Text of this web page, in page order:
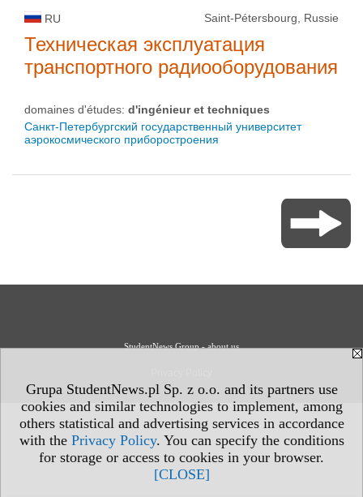
Grupa StudentNews.pl Sp. z o.o. and its partners use
cookies and similar technologies to implement, among
others statistical and advertising services in accordance
with the Privacy Policy. You can specify the conditions
for storage or access to cookies in your browser.
[CLOSE]
RU Saint-Pétersbourg, Russie
Техническая эксплуатация
транспортного радиооборудования
domaines d'études: d'ingénieur et techniques
Санкт-Петербургский государственный университет
аэрокосмического приборостроения
StudentNews Group - about us